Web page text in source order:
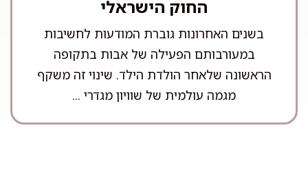
החוק הישראלי
בשנים האחרונות גוברת המודעות לחשיבות
במעורבותם הפעילה של אבות בתקופה
הראשונה שלאחר הולדת הילד. שינוי זה משקף
מגמה עולמית של שוויון מגדרי ...